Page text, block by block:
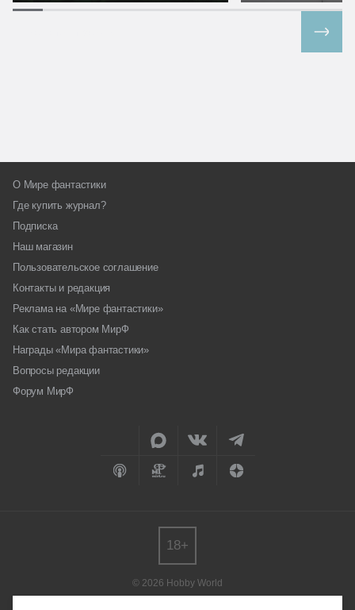
О Мире фантастики
Где купить журнал?
Подписка
Наш магазин
Пользовательское соглашение
Контакты и редакция
Реклама на «Мире фантастики»
Как стать автором МирФ
Награды «Мира фантастики»
Вопросы редакции
Форум МирФ
© 2026 Hobby World
18+